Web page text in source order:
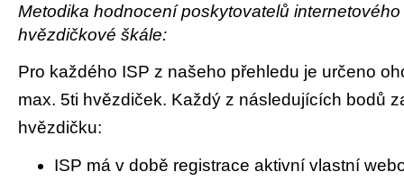
Metodika hodnocení poskytovatelů
hvězdičkové škále:
Pro každého ISP z našeho přehledu je určeno
max. 5ti hvězdiček. Každý z následujících bodů
hvězdičku:
ISP má v době registrace aktivní vlastní